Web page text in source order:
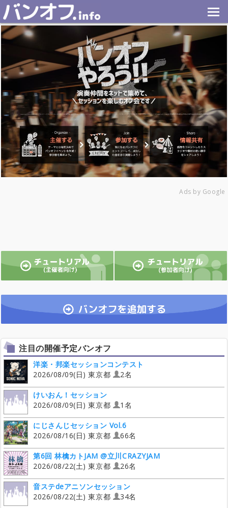
Ads by Google
注目の開催予定バンオフ
洋楽・邦楽セッションコンテスト
2026/08/09(日) 東京都
2名
けいおん！セッション
2026/08/09(日) 東京都
1名
にじさんじセッション Vol.6
2026/08/16(日) 東京都
66名
第6回 林檎カトJAM @立川CRAZYJAM
2026/08/22(土) 東京都
26名
音ステdeアニソンセッション
2026/08/22(土) 東京都
34名